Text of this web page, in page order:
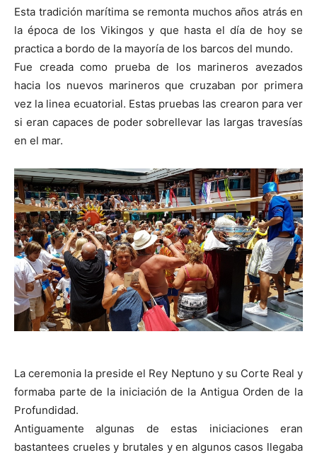
Esta tradición marítima se remonta muchos años atrás en
la época de los Vikingos y que hasta el día de hoy se
practica a bordo de la mayoría de los barcos del mundo.
Fue creada como prueba de los marineros avezados
hacia los nuevos marineros que cruzaban por primera
vez la linea ecuatorial. Estas pruebas las crearon para ver
si eran capaces de poder sobrellevar las largas travesías
en el mar.
La ceremonia la preside el Rey Neptuno y su Corte Real y
formaba parte de la iniciación de la Antigua Orden de la
Profundidad.
Antiguamente algunas de estas iniciaciones eran
bastantees crueles y brutales y en algunos casos llegaba